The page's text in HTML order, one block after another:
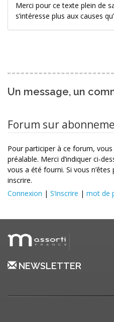
Merci pour ce texte plein de
s’intéresse plus aux causes
Un message, un
Forum sur
Pour participer à ce forum,
préalable. Merci d’indiquer ci-
vous a été fourni. Si vous
inscrire.
Connexion | S’inscrire | mot de
NEWSLETTER